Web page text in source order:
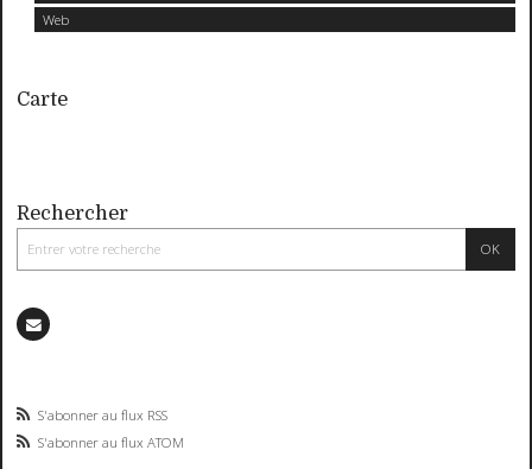
Web
Carte
Rechercher
S'abonner au flux RSS
S'abonner au flux ATOM